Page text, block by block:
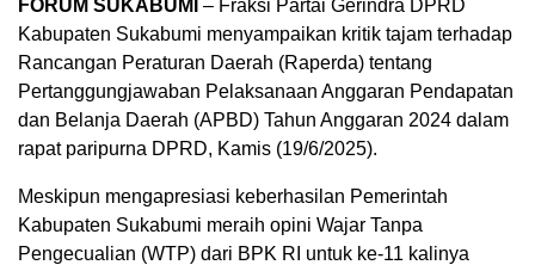
FORUM SUKABUMI – Fraksi Partai Gerindra DPRD
Kabupaten Sukabumi menyampaikan kritik tajam terhadap
Rancangan Peraturan Daerah (Raperda) tentang
Pertanggungjawaban Pelaksanaan Anggaran Pendapatan
dan Belanja Daerah (APBD) Tahun Anggaran 2024 dalam
rapat paripurna DPRD, Kamis (19/6/2025).
Meskipun mengapresiasi keberhasilan Pemerintah
Kabupaten Sukabumi meraih opini Wajar Tanpa
Pengecualian (WTP) dari BPK RI untuk ke-11 kalinya